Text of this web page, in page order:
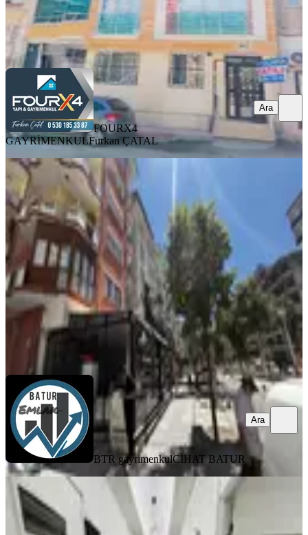
FOURX4 GAYRİMENKUL Furkan ÇATAL
Ara
FOURX4
GAYRİMENKULFurkan ÇATAL
Ara
YENİ
Batur Gayrimenkul'den Kanal
Boyunda Satılık Ara Kat Daire
Battalgazi, Saray Mahallesi
2+1 · 100 m² 5. Kat 05.08.2026
1.790.000 ₺
BTR gayrimenkul CİHAT BATUR
BTR gayrimenkulCİHAT BATUR
Ara
BALKONLU
Batur Gayrimenkul'den Aslanbey
Mahallesin'de Satılık 3+1 Daire